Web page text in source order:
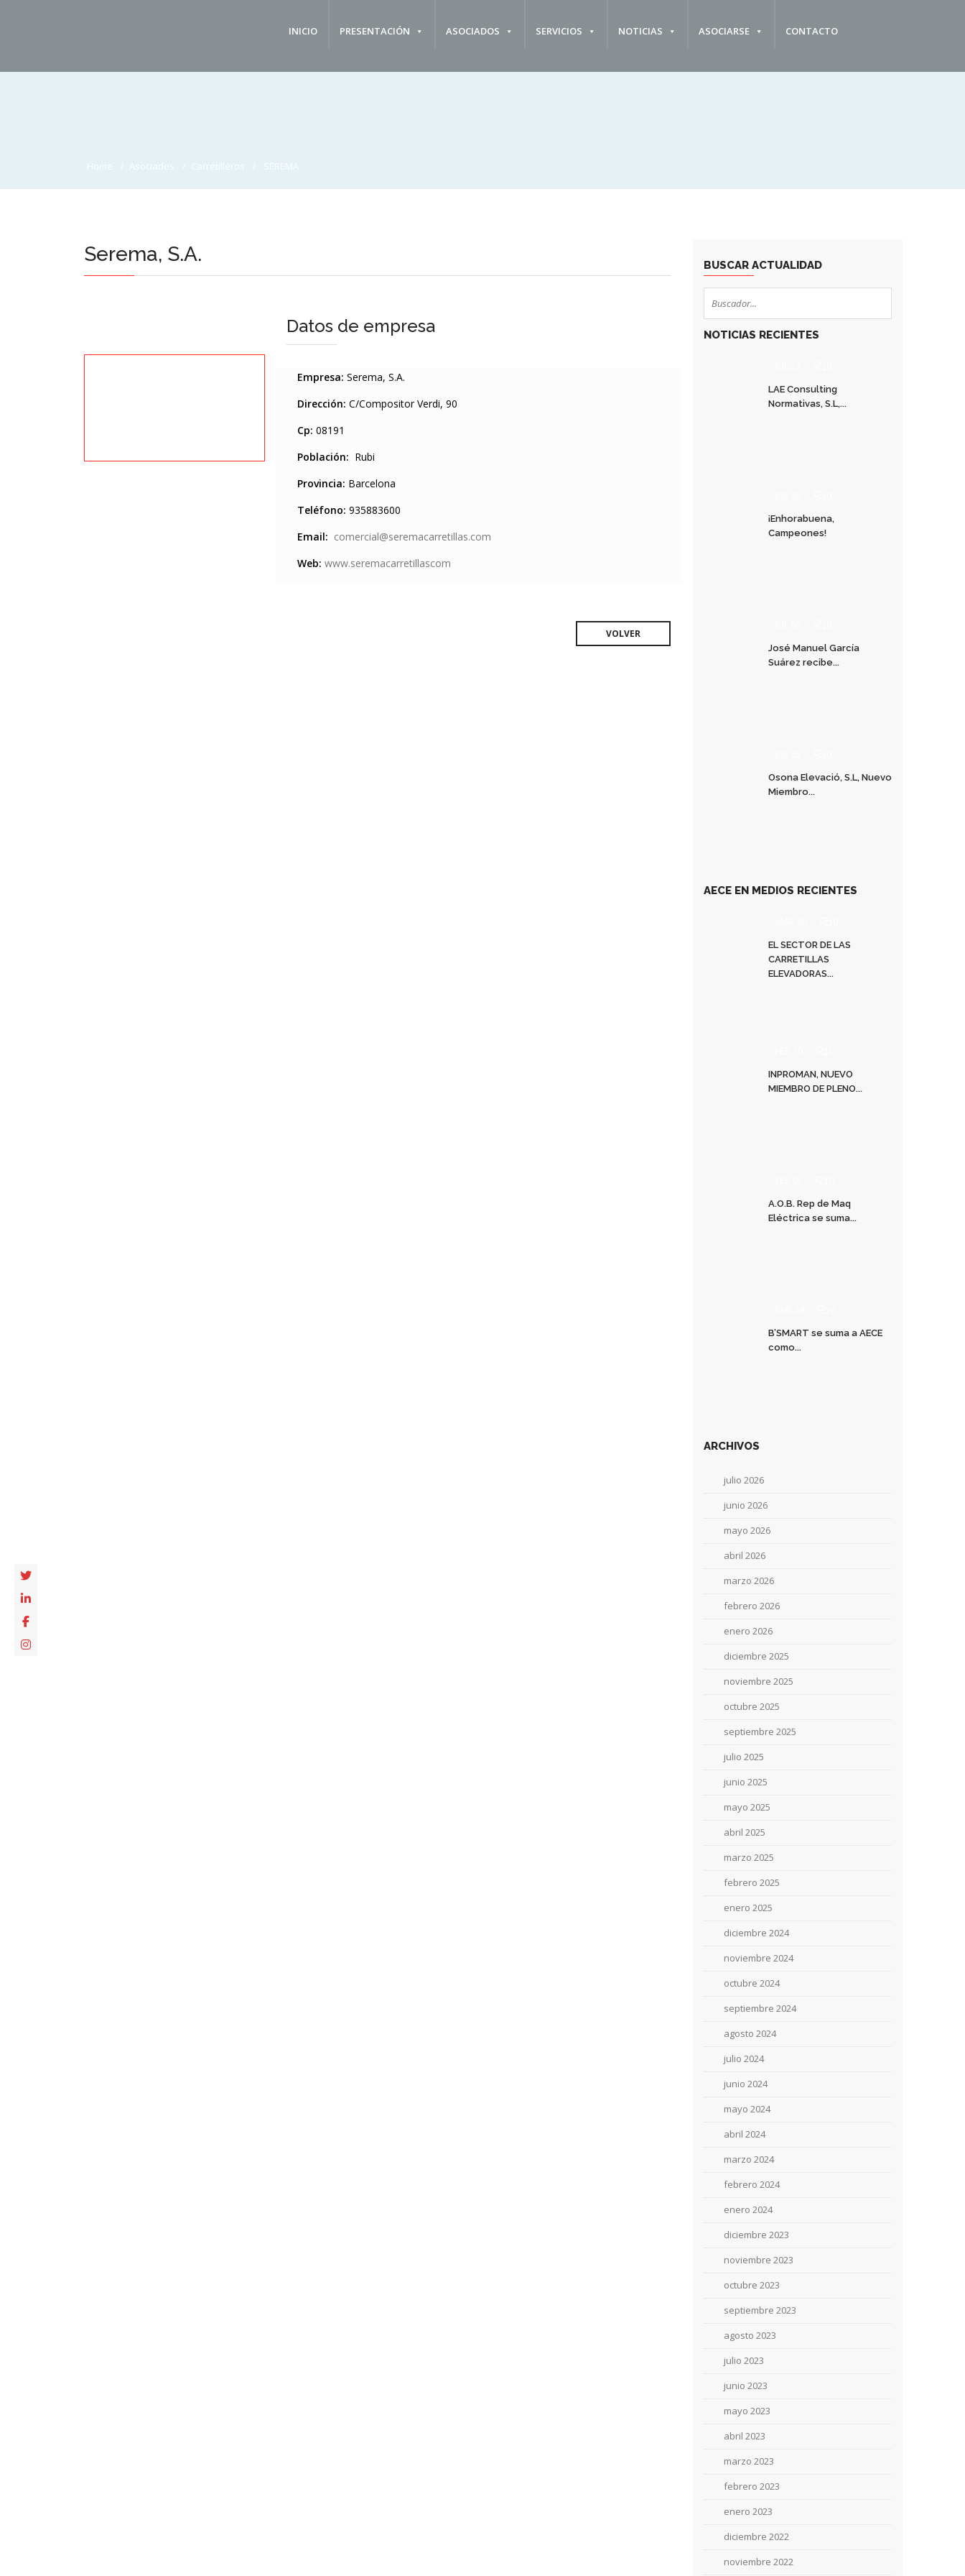
INICIO PRESENTACIÓN ASOCIADOS SERVICIOS NOTICIAS ASOCIARSE CONTACTO
Home Asociados Carretilleros SEREMA
Serema, S.A.
Datos de empresa
Empresa:Serema, S.A.
Dirección: C/Compositor Verdi, 90
Cp:08191
Población: Rubi
Provincia: Barcelona
Teléfono: 935883600
Email: comercial@seremacarretillas.com
Web: www.seremacarretillascom
VOLVER
BUSCAR ACTUALIDAD
NOTICIAS RECIENTES
LAE Consulting
Normativas, S.L,...
¡Enhorabuena,
Campeones!
José Manuel García
Suárez recibe...
Osona Elevació, S.L, Nuevo
Miembro...
AECE EN MEDIOS RECIENTES
EL SECTOR DE LAS
CARRETILLAS
ELEVADORAS...
INPROMAN, NUEVO
MIEMBRO DE PLENO...
A.O.B. Rep de Maq
Eléctrica se suma...
B’SMART se suma a AECE
como...
ARCHIVOS
julio 2026
junio 2026
mayo 2026
abril 2026
marzo 2026
febrero 2026
enero 2026
diciembre 2025
noviembre 2025
octubre 2025
septiembre 2025
julio 2025
junio 2025
mayo 2025
abril 2025
marzo 2025
febrero 2025
enero 2025
diciembre 2024
noviembre 2024
octubre 2024
septiembre 2024
agosto 2024
julio 2024
junio 2024
mayo 2024
abril 2024
marzo 2024
febrero 2024
enero 2024
diciembre 2023
noviembre 2023
octubre 2023
septiembre 2023
agosto 2023
julio 2023
junio 2023
mayo 2023
abril 2023
marzo 2023
febrero 2023
enero 2023
diciembre 2022
noviembre 2022